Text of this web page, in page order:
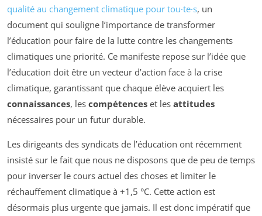
qualité au changement climatique pour tou·te·s, un
document qui souligne l’importance de transformer
l’éducation pour faire de la lutte contre les changements
climatiques une priorité. Ce manifeste repose sur l’idée que
l’éducation doit être un vecteur d’action face à la crise
climatique, garantissant que chaque élève acquiert les
connaissances, les compétences et les attitudes
nécessaires pour un futur durable.
Les dirigeants des syndicats de l’éducation ont récemment
insisté sur le fait que nous ne disposons que de peu de temps
pour inverser le cours actuel des choses et limiter le
réchauffement climatique à +1,5 °C. Cette action est
désormais plus urgente que jamais. Il est donc impératif que